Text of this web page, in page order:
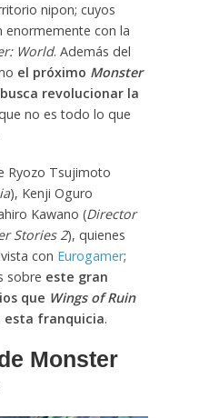
nipon; cuyos
enormemente con la
World. Además del
el próximo Monster
revolucionar la
no es todo lo que
Ryozo Tsujimoto
), Kenji Oguro
Kawano (Director
Stories 2), quienes
con Eurogamer;
sobre este gran
que Wings of Ruin
franquicia.
Monster